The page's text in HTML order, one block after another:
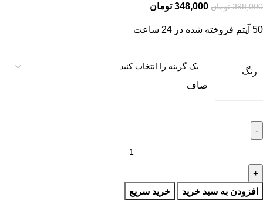
398,000 تومان 348,000 تومان
50 آیتم فروخته شده در 24 ساعت
رنگ
صاف
افزودن به سبد خرید خرید سریع